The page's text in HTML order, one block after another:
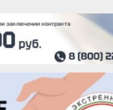
22 августа
Евгений Ефимов
25 августа
Сэсэгма Бубеева
28 августа
Чингиз Мустафаев
29 августа